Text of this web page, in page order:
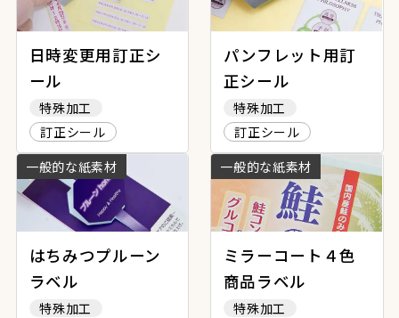
日時変更用訂正シ
ール
特殊加工
訂正シール
パンフレット用訂
正シール
特殊加工
訂正シール
一般的な紙素材
はちみつプルーン
ラベル
特殊加工
一般的な紙素材
ミラーコート４色
商品ラベル
特殊加工